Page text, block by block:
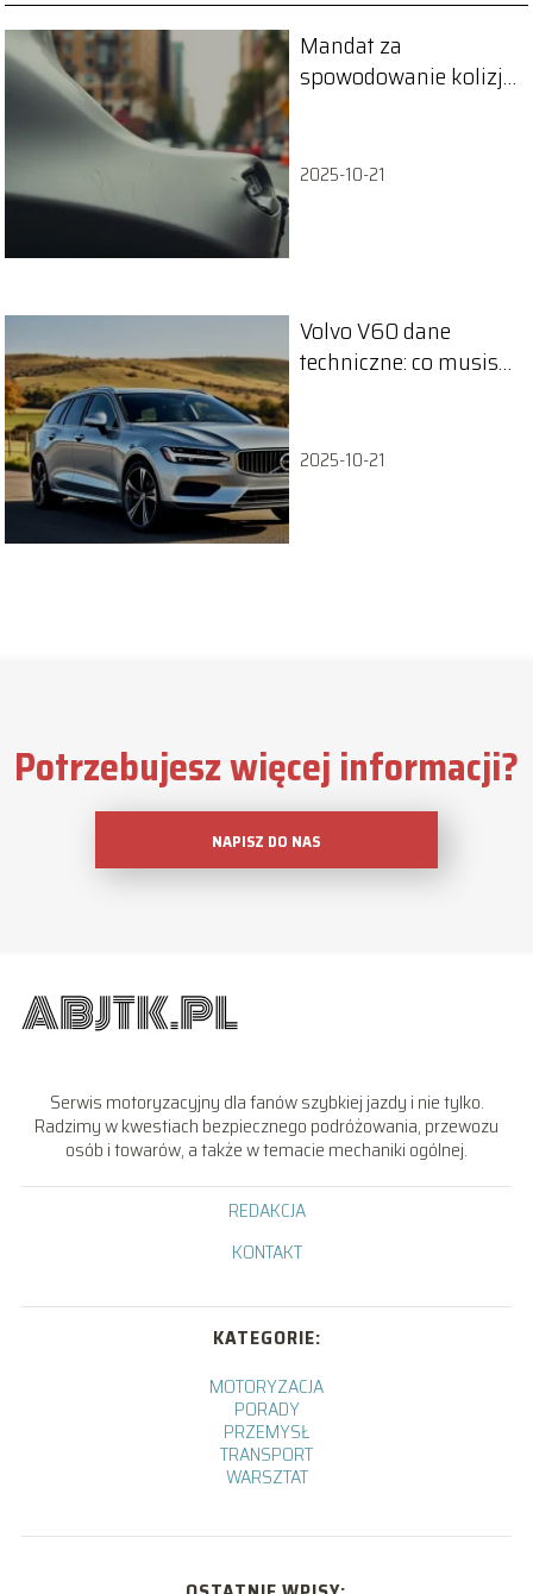
Mandat za
spowodowanie kolizji
2025-10-21
Volvo V60 dane
techniczne: co musisz
2025-10-21
Potrzebujesz więcej informacji?
NAPISZ DO NAS
Serwis motoryzacyjny dla fanów szybkiej jazdy i nie tylko.
Radzimy w kwestiach bezpiecznego podróżowania, przewozu
osób i towarów, a także w temacie mechaniki ogólnej.
REDAKCJA
KONTAKT
KATEGORIE:
MOTORYZACJA
PORADY
PRZEMYSŁ
TRANSPORT
WARSZTAT